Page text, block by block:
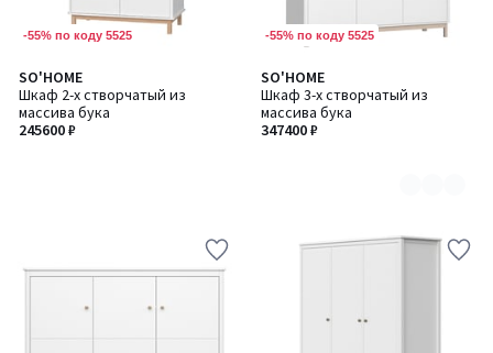
-55% по коду 5525
SO'HOME
Шкаф 2-х створчатый из
массива бука
245600 ₽
-55% по коду 5525
SO'HOME
Шкаф 3-х створчатый из
массива бука
347400 ₽
Количество
цветов:
2